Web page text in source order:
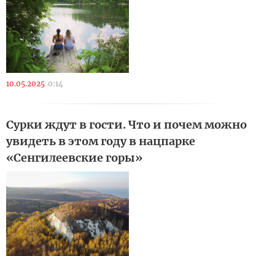
10.05.2025 0:14
Сурки ждут в гости. Что и почем можно
увидеть в этом году в нацпарке
«Сенгилеевские горы»